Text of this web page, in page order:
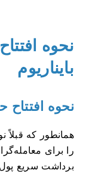
نحوه
بایناریوم
نحوه افتتاح
همانطور که قبلاً
را برای
برداشت سریع پول